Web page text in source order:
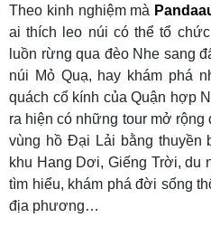
Theo kinh nghiệm mà
ai thích leo núi có thể tổ
luồn rừng qua đèo Nhe sang
núi Mỏ Quạ, hay khám phá
quách cổ kính của Quận hợp
ra hiện có những tour mở rộng
vùng hồ Đại Lải bằng thuyền
khu Hang Dơi, Giếng Trời, du
tìm hiểu, khám phá đời sống
địa phương…